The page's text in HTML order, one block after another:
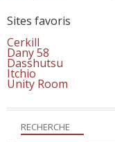
RECHERCHE
Sites favoris
Cerkill
Dany 58
Dasshutsu
Itchio
Unity Room